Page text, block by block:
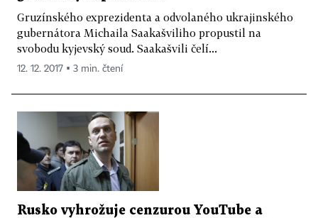
Gruzínského exprezidenta a odvolaného ukrajinského
gubernátora Michaila Saakašviliho propustil na
svobodu kyjevský soud. Saakašvili čelí...
12. 12. 2017 ▪ 3 min. čtení
Rusko vyhrožuje cenzurou YouTube a